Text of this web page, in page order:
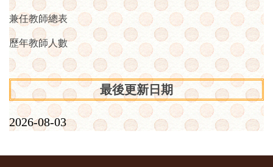
兼任教師總表
歷年教師人數
最後更新日期
2026-08-03